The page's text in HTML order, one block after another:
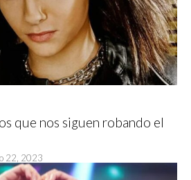
que nos siguen robando el
22, 2023